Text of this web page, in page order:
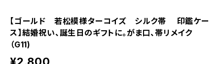
【ゴールド 若松模様ターコイズ シルク帯 印鑑ケー
ス】結婚祝い、誕生日のギフトに。がま口、帯リメイク
（G11)